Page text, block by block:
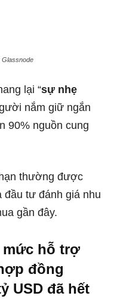
Glassnode
lại “sự nhẹ
nắm giữ ngắn
90% nguồn cung
thường được
đầu tư đánh giá nhu
gần đây.
hỗ trợ
đồng
USD đã hết